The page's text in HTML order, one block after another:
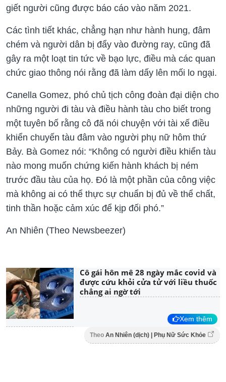
giết người cũng được báo cáo vào năm 2021.
Các tình tiết khác, chẳng hạn như hành hung, đâm
chém và người dân bị đẩy vào đường ray, cũng đã
gây ra một loạt tin tức về bạo lực, điều mà các quan
chức giao thông nói rằng đã làm dấy lên mối lo ngại.
Canella Gomez, phó chủ tịch công đoàn đại diện cho
những người đi tàu và điều hành tàu cho biết trong
một tuyên bố rằng cô đã nói chuyện với tài xế điều
khiển chuyến tàu đâm vào người phụ nữ hôm thứ
Bảy. Bà Gomez nói: “Không có người điều khiển tàu
nào mong muốn chứng kiến hành khách bị ném
trước đầu tàu của họ. Đó là một phần của công việc
mà không ai có thể thực sự chuẩn bị đủ về thể chất,
tinh thần hoặc cảm xúc để kịp đối phó.”
An Nhiên (Theo Newsbeezer)
Cô gái hôn mê 28 ngày mắc covid và
được cứu khỏi cửa tử với liều thuốc
chẳng ai ngờ tới
Xem thêm
Theo An Nhiên (dịch) | Phụ Nữ Sức Khỏe